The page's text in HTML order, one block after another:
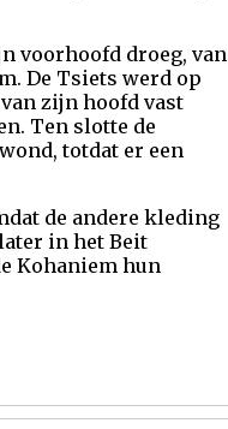
voorhoofd droeg, van
De Tsiets werd op
zijn hoofd vast
Ten slotte de
totdat er een
de andere kleding
in het Beit
Kohaniem hun